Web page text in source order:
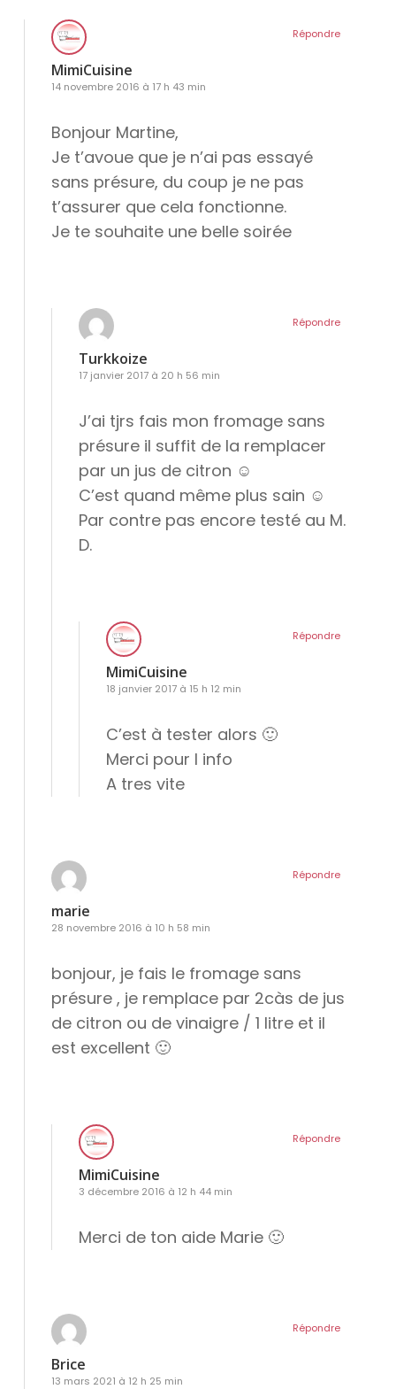
MimiCuisine
14 novembre 2016 à 17 h 43 min
Bonjour Martine,
Je t’avoue que je n’ai pas essayé
sans présure, du coup je ne pas
t’assurer que cela fonctionne.
Je te souhaite une belle soirée
Répondre
Turkkoize
17 janvier 2017 à 20 h 56 min
J’ai tjrs fais mon fromage sans
présure il suffit de la remplacer
par un jus de citron ☺️
C’est quand même plus sain ☺️
Par contre pas encore testé au M.
D.
Répondre
MimiCuisine
18 janvier 2017 à 15 h 12 min
C’est à tester alors 🙂
Merci pour l info
A tres vite
Répondre
marie
28 novembre 2016 à 10 h 58 min
bonjour, je fais le fromage sans
présure , je remplace par 2càs de jus
de citron ou de vinaigre / 1 litre et il
est excellent 🙂
Répondre
MimiCuisine
3 décembre 2016 à 12 h 44 min
Merci de ton aide Marie 🙂
Répondre
Brice
13 mars 2021 à 12 h 25 min
Répondre